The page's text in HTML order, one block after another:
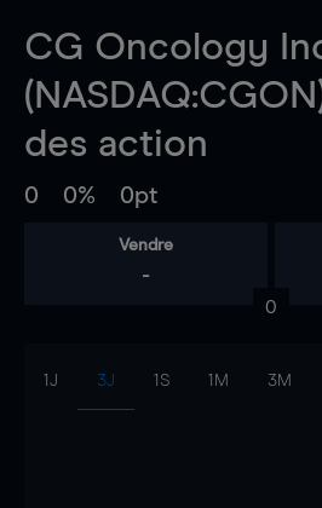
CG Oncology
des action
0 0% 0pt
Vendre
-
0
1J 3J 1S 1M 3M